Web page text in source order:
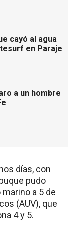
cayó al agua
en Paraje
a un hombre
días, con
pudo
a 5 de
(AUV), que
4 y 5.